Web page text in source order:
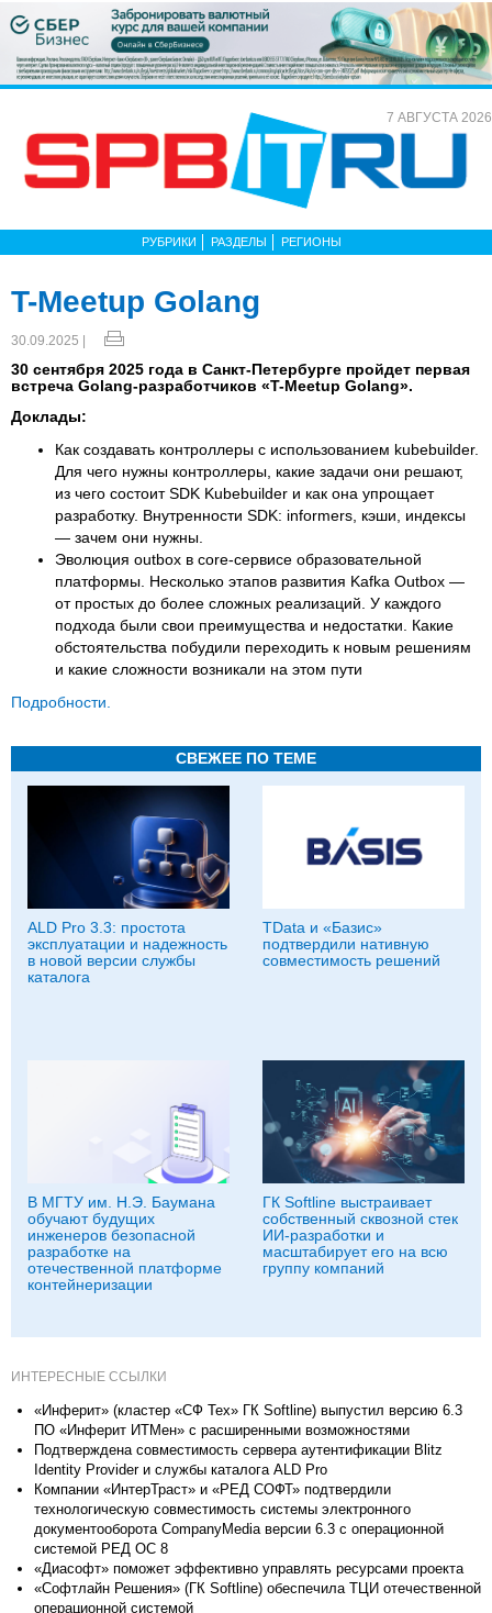
7 АВГУСТА 2026
РУБРИКИ РАЗДЕЛЫ РЕГИОНЫ
T-Meetup Golang
30.09.2025 |
30 сентября 2025 года в Санкт-Петербурге пройдет первая
встреча Golang-разработчиков «T-Meetup Golang».
Доклады:
Как создавать контроллеры с использованием kubebuilder.
Для чего нужны контроллеры, какие задачи они решают,
из чего состоит SDK Kubebuilder и как она упрощает
разработку. Внутренности SDK: informers, кэши, индексы
— зачем они нужны.
Эволюция outbox в core-сервисе образовательной
платформы. Несколько этапов развития Kafka Outbox —
от простых до более сложных реализаций. У каждого
подхода были свои преимущества и недостатки. Какие
обстоятельства побудили переходить к новым решениям
и какие сложности возникали на этом пути
Подробности.
СВЕЖЕЕ ПО ТЕМЕ
ALD Pro 3.3: простота
эксплуатации и надежность
в новой версии службы
каталога
TData и «Базис»
подтвердили нативную
совместимость решений
В МГТУ им. Н.Э. Баумана
обучают будущих
инженеров безопасной
разработке на
отечественной платформе
контейнеризации
ГК Softline выстраивает
собственный сквозной стек
ИИ-разработки и
масштабирует его на всю
группу компаний
ИНТЕРЕСНЫЕ ССЫЛКИ
«Инферит» (кластер «СФ Тех» ГК Softline) выпустил версию 6.3
ПО «Инферит ИТМен» с расширенными возможностями
Подтверждена совместимость сервера аутентификации Blitz
Identity Provider и службы каталога ALD Pro
Компании «ИнтерТраст» и «РЕД СОФТ» подтвердили
технологическую совместимость системы электронного
документооборота CompanyMedia версии 6.3 с операционной
системой РЕД ОС 8
«Диасофт» поможет эффективно управлять ресурсами проекта
«Софтлайн Решения» (ГК Softline) обеспечила ТЦИ отечественной
операционной системой